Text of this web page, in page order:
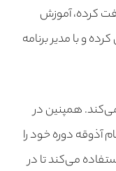
کرده، آموزش
و با مدیر برنامه
می‌کند. همپنین در
آذوقه دوره خود را
می‌کند تا در